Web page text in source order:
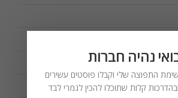
נהיה חברות
התפוצה שלי וקבלו פוסטים עשירים
ובהדרכות קלות שתוכלו להכין לגמרי לבד